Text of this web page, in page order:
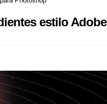
estilo Adobe